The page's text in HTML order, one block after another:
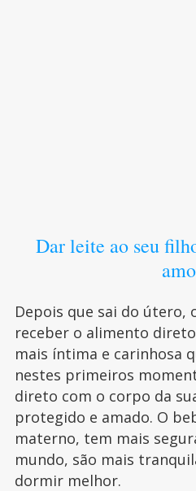
Dar leite ao seu
Depois que sai do útero,
receber o alimento
mais íntima e carinhosa
nestes primeiros
direto com o corpo da
protegido e amado. O
materno, tem mais
mundo, são mais
dormir melhor.